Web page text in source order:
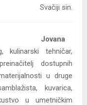
Svačiji sin.
Jovana
kulinarski tehničar,
dostupnih
u druge
kuvarica,
u umetničkim